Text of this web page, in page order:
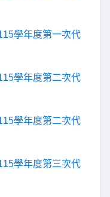
學年度第一次代
學年度第二次代
學年度第二次代
學年度第三次代